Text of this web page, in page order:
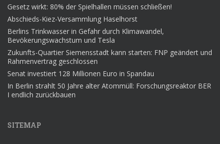
Gesetz wirkt: 80% der Spielhallen müssen schließen!
Abschieds-Kiez-Versammlung Haselhorst
Berlins Trinkwasser in Gefahr durch Klimawandel,
Bevökerungswachstum und Tesla
Zukunfts-Quartier Siemensstadt kann starten: FNP geändert und
Rahmenvertrag geschlossen
Senat investiert 128 Millionen Euro in Spandau
In Berlin strahlt 50 Jahre alter Atommüll: Forschungsreaktor BER
I endlich zurückbauen
SITEMAP